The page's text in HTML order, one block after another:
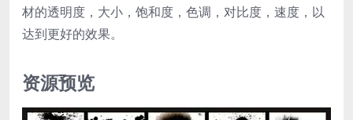
材的透明度，大小，饱和度，色调，对比度，速度，以
达到更好的效果。
资源预览